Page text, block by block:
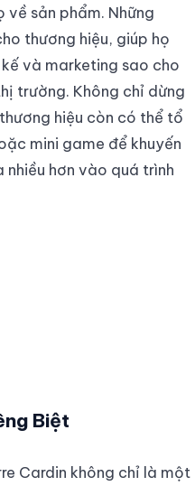
về sản phẩm. Những
thương hiệu, giúp họ
và marketing sao cho
trường. Không chỉ dừng
hiệu còn có thể tổ
mini game để khuyến
hơn vào quá trình
Biệt
Cardin không chỉ là một